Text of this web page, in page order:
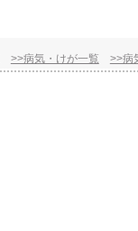
>>病気・けが一覧 >>病